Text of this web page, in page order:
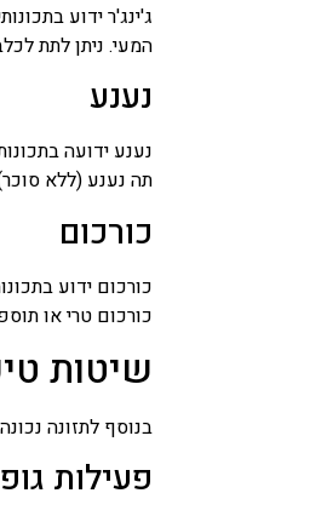
ג'ינג'ר ידוע
המעי. ניתן לתת
נענע
נענע ידועה
תה נענע (ללא
כורכום
כורכום ידוע
כורכום טרי או
שיטות
בנוסף לתזונה
פעילות